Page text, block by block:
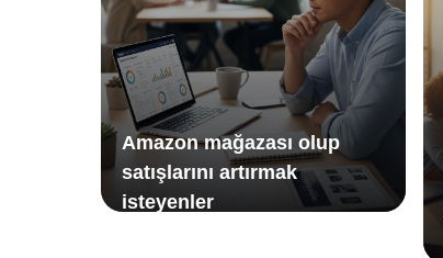
Amazon mağazası olup
satışlarını artırmak
isteyenler